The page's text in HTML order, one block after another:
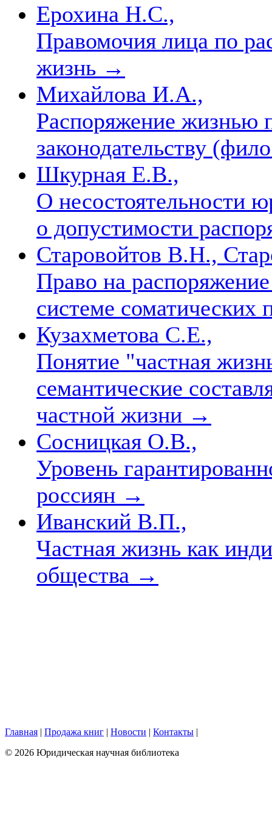
Ерохина Н.С.,
Правомочия лица по
жизнь →
Михайлова И.А.,
Распоряжение жизнью
законодательству
Шкурная Е.В.,
О несостоятельности
о допустимости
Старовойтов В.Н.,
Право на
системе соматических
Кузахметова С.Е.,
Понятие "частная
семантические
частной жизни →
Сосницкая О.В.,
Уровень
россиян →
Иванский В.П.,
Частная жизнь как
общества →
Главная | Продажа книг | Новости | Контакты |
© 2026 Юридическая научная библиотека